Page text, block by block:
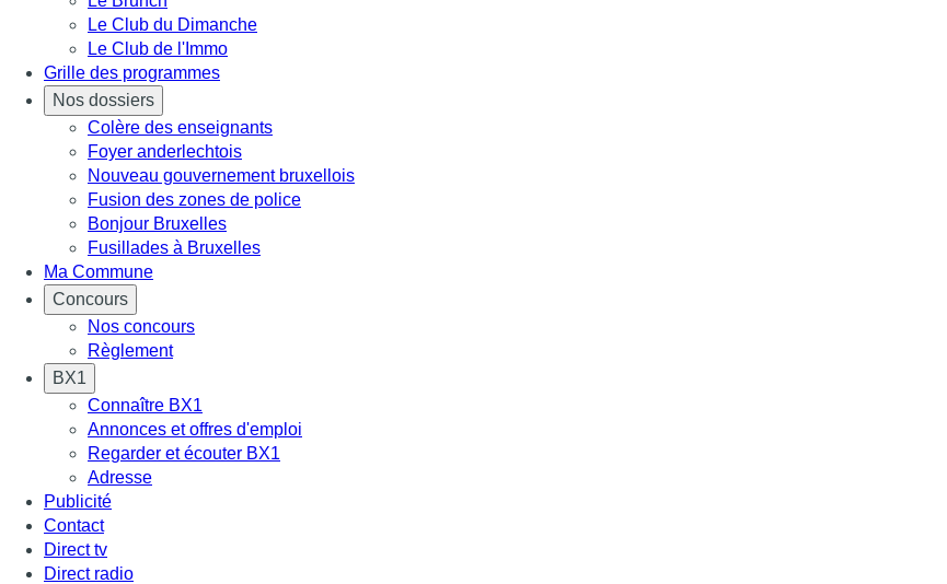
Le Club du Dimanche
Le Club de l'Immo
Grille des programmes
Nos dossiers
Colère des enseignants
Foyer anderlechtois
Nouveau gouvernement bruxellois
Fusion des zones de police
Bonjour Bruxelles
Fusillades à Bruxelles
Ma Commune
Concours
Nos concours
Règlement
BX1
Connaître BX1
Annonces et offres d'emploi
Regarder et écouter BX1
Adresse
Publicité
Contact
Direct tv
Direct radio